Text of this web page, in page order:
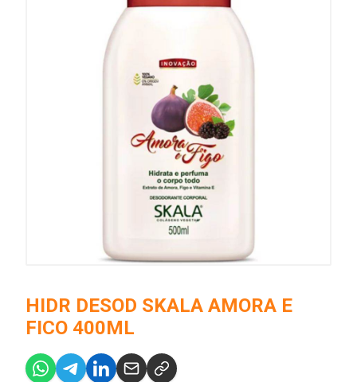
HIDR DESOD SKALA AMORA E
FICO 400ML